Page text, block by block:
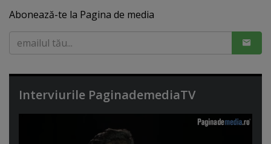
Abonează-te la Pagina de media
Interviurile PaginademediaTV